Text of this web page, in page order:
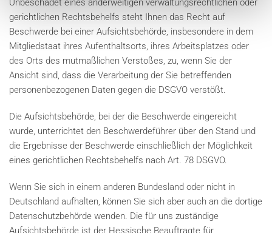
Unbeschadet eines anderweitigen verwaltungsrechtlichen oder
gerichtlichen Rechtsbehelfs steht Ihnen das Recht auf
Beschwerde bei einer Aufsichtsbehörde, insbesondere in dem
Mitgliedstaat ihres Aufenthaltsorts, ihres Arbeitsplatzes oder
des Orts des mutmaßlichen Verstoßes, zu, wenn Sie der
Ansicht sind, dass die Verarbeitung der Sie betreffenden
personenbezogenen Daten gegen die DSGVO verstößt.
Die Aufsichtsbehörde, bei der die Beschwerde eingereicht
wurde, unterrichtet den Beschwerdeführer über den Stand und
die Ergebnisse der Beschwerde einschließlich der Möglichkeit
eines gerichtlichen Rechtsbehelfs nach Art. 78 DSGVO.
Wenn Sie sich in einem anderen Bundesland oder nicht in
Deutschland aufhalten, können Sie sich aber auch an die dortige
Datenschutzbehörde wenden. Die für uns zuständige
Aufsichtsbehörde ist der Hessische Beauftragte für